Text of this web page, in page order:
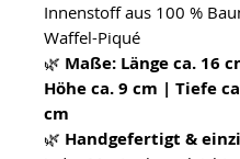
Innenstoff aus 100 %
Waffel-Piqué
🌿 Maße: Länge ca. 16
Höhe ca. 9 cm | Tiefe
cm
🌿 Handgefertigt &